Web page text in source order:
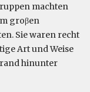
machten
groβen
Sie waren recht
Art und Weise
hinunter